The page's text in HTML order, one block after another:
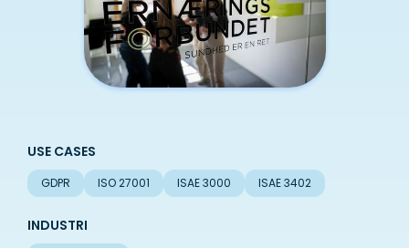
USE CASES
GDPR ISO 27001 ISAE 3000 ISAE 3402
INDUSTRI